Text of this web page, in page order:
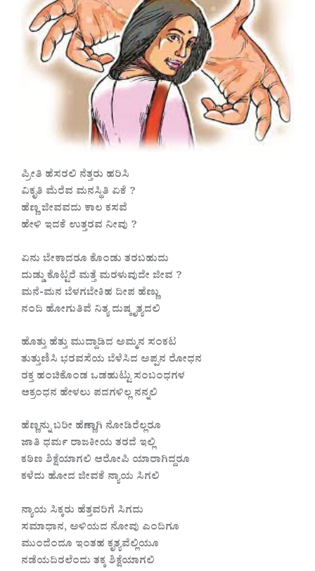
ಪ್ರೀತಿ ಹೆಸರಲಿ ನೆತ್ತರು ಹರಿಸಿ
ವಿಕೃತಿ ಮೆರೆವ ಮನಸ್ಥಿತಿ ಏಕೆ ?
ಹೆಣ್ಣ ಜೀವವದು ಕಾಲ ಕಸವೆ
ಹೇಳಿ ಇದಕೆ ಉತ್ತರವ ನೀವು ?
ಏನು ಬೇಕಾದರೂ ಕೊಂಡು ತರಬಹುದು
ದುಡ್ಡು ಕೊಟ್ಟರೆ ಮತ್ತೆ ಮರಳುವುದೇ ಜೀವ ?
ಮನೆ-ಮನ ಬೆಳಗಬೇಕಿಹ ದೀಪ ಹೆಣ್ಣು
ನಂದಿ ಹೋಗುತಿವೆ ನಿತ್ಯ ದುಷ್ಕೃತ್ಯದಲಿ
ಹೊತ್ತು ಹೆತ್ತು ಮುದ್ದಾಡಿದ ಅಮ್ಮನ ಸಂಕಟ
ತುತ್ತುಣಿಸಿ ಭರವಸೆಯ ಬೆಳೆಸಿದ ಅಪ್ಪನ ರೋಧನ
ರಕ್ತ ಹಂಚಿಕೊಂಡ ಒಡಹುಟ್ಟು ಸಂಬಂಧಗಳ
ಆಕ್ರಂಧನ ಹೇಳಲು ಪದಗಳಿಲ್ಲ ನನ್ನಲಿ
ಹೆಣ್ಣನ್ನು ಬರೀ ಹೆಣ್ಣಾಗಿ ನೋಡಿರೆಲ್ಲರೂ
ಜಾತಿ ಧರ್ಮ ರಾಜಕೀಯ ತರದೆ ಇಲ್ಲಿ
ಕಠಿಣ ಶಿಕ್ಷೆಯಾಗಲಿ ಆರೋಪಿ ಯಾರಾಗಿದ್ದರೂ
ಕಳೆದು ಹೋದ ಜೀವಕೆ ನ್ಯಾಯ ಸಿಗಲಿ
ನ್ಯಾಯ ಸಿಕ್ಕರು ಹೆತ್ತವರಿಗೆ ಸಿಗದು
ಸಮಾಧಾನ, ಅಳಿಯದ ನೋವು ಎಂದಿಗೂ
ಮುಂದೆಂದೂ ಇಂತಹ ಕೃತ್ಯವೆಲ್ಲಿಯೂ
ನಡೆಯದಿರಲೆಂದು ತಕ್ಕ ಶಿಕ್ಷೆಯಾಗಲಿ